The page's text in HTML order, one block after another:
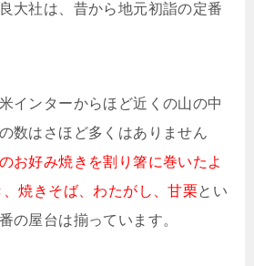
大社は、昔から地元初詣の定番
インターからほど近くの山の中
数はさほど多くはありません
お好み焼きを割り箸に巻いたよ
焼きそば、わたがし、甘栗とい
の屋台は揃っています。